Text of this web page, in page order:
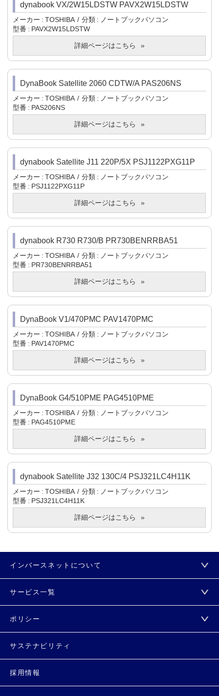
dynabook VX/2W15LDSTW PAVX2W15LDSTW
メーカー TOSHIBA 分類
ノートブックパソコン
型番
PAVX2W15LDSTW
詳細ページはこちら
DynaBook Satellite 2060 CDTW/A PAS206NS
メーカー TOSHIBA 分類
ノートブックパソコン
型番
PAS206NS
詳細ページはこちら
dynabook Satellite J11 220P/5X PSJ1122PXG11P
メーカー TOSHIBA 分類
ノートブックパソコン
型番
PSJ1122PXG11P
詳細ページはこちら
dynabook R730 R730/B PR730BENRRBA51
メーカー TOSHIBA 分類
ノートブックパソコン
型番
PR730BENRRBA51
詳細ページはこちら
DynaBook V1/470PMC PAV1470PMC
メーカー TOSHIBA 分類
ノートブックパソコン
型番
PAV1470PMC
詳細ページはこちら
DynaBook G4/510PME PAG4510PME
メーカー TOSHIBA 分類
ノートブックパソコン
型番
PAG4510PME
詳細ページはこちら
dynabook Satellite J32 130C/4 PSJ321LC4H11K
メーカー TOSHIBA 分類
ノートブックパソコン
型番
PSJ321LC4H11K
詳細ページはこちら
インバースネットについて
サービス一覧
ポリシー
サステナビリティ
採用情報